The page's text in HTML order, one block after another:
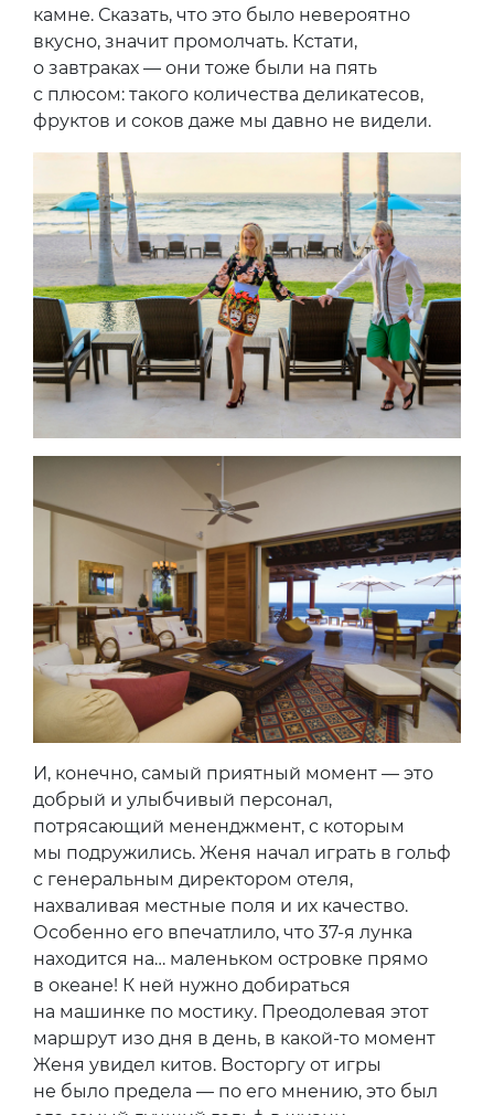
камне. Сказать, что это было невероятно
вкусно, значит промолчать. Кстати,
о завтраках — они тоже были на пять
с плюсом: такого количества деликатесов,
фруктов и соков даже мы давно не видели.
И, конечно, самый приятный момент — это
добрый и улыбчивый персонал,
потрясающий мененджмент, с которым
мы подружились. Женя начал играть в гольф
с генеральным директором отеля,
нахваливая местные поля и их качество.
Особенно его впечатлило, что 37-я лунка
находится на… маленьком островке прямо
в океане! К ней нужно добираться
на машинке по мостику. Преодолевая этот
маршрут изо дня в день, в какой-то момент
Женя увидел китов. Восторгу от игры
не было предела — по его мнению, это был